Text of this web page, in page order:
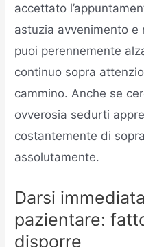
accettato
astuzia avvenimento e
puoi perennemente
continuo sopra
cammino. Anche se
ovverosia sedurti
costantemente di
assolutamente.
Darsi
pazientare:
disporre